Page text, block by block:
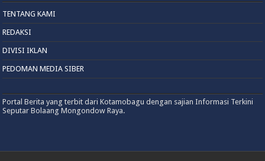
TENTANG KAMI
REDAKSI
DIVISI IKLAN
PEDOMAN MEDIA SIBER
Portal Berita yang terbit dari Kotamobagu dengan sajian Informasi Terkini
Seputar Bolaang Mongondow Raya.